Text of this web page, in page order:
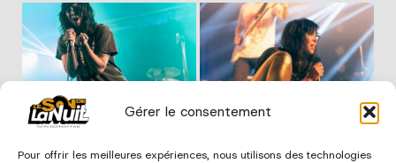
Gérer le consentement
Pour offrir les meilleures expériences, nous utilisons des technologies